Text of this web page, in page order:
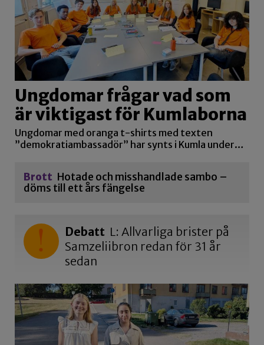
Ungdomar frågar vad som
är viktigast för Kumlaborna
Ungdomar med oranga t-shirts med texten
”demokratiambassadör” har synts i Kumla under…
Brott Hotade och misshandlade sambo –
döms till ett års fängelse
Debatt L: Allvarliga brister på
Samzeliibron redan för 31 år
sedan